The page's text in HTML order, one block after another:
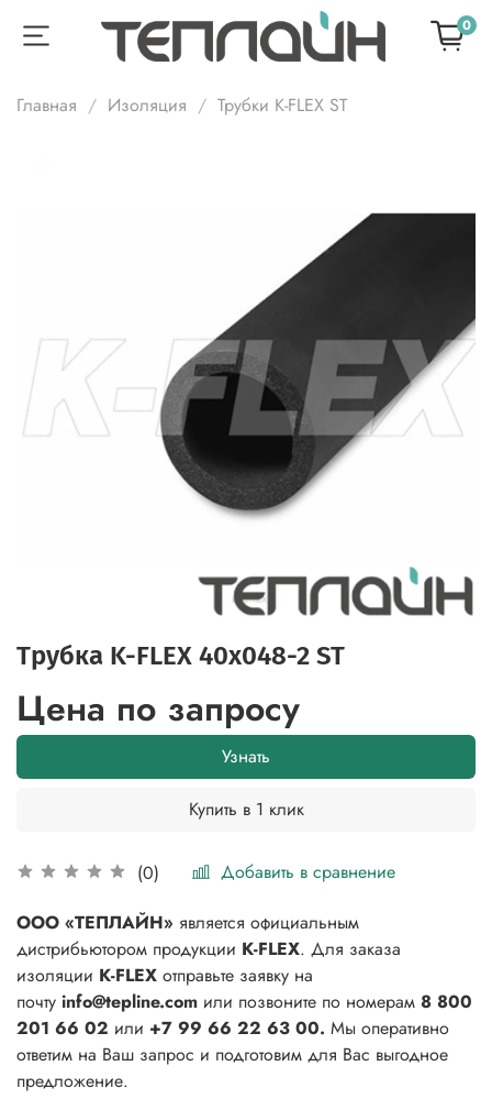
0
Главная Изоляция Трубки K-FLEX ST
Трубка K-FLEX 40x048-2 ST
(0) Добавить в сравнение
Цена по запросу
Узнать
Купить в 1 клик
ООО «ТЕПЛАЙН» является официальным
дистрибьютором продукции K-FLEX. Для заказа
изоляции K-FLEX отправьте заявку на
почту info@tepline.com или позвоните по номерам 8 800
201 66 02 или +7 99 66 22 63 00. Мы оперативно
ответим на Ваш запрос и подготовим для Вас выгодное
предложение.